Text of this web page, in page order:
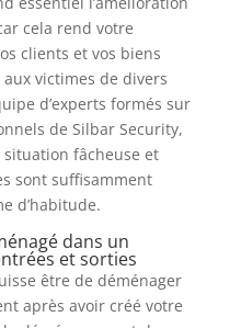
cela rend votre
clients et vos biens
victimes de divers
d’experts formés sur
de Silbar Security,
fâcheuse et
sont suffisamment
d’habitude.
dans un
et sorties
être de déménager
après avoir créé votre